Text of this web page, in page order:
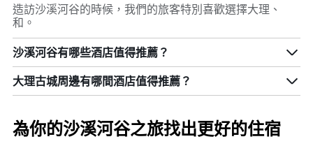
造訪沙溪河谷的時候，我們的旅客特別喜歡選擇大理、
和。
沙溪河谷有哪些酒店值得推薦？
大理古城周邊有哪間酒店值得推薦？
為你的沙溪河谷之旅找出更好的住宿